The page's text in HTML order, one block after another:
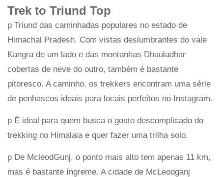
Trek to Triund Top
p Triund das caminhadas populares no estado de
Himachal Pradesh. Com vistas deslumbrantes do vale
Kangra de um lado e das montanhas Dhauladhar
cobertas de neve do outro, também é bastante
pitoresco. A caminho, os trekkers encontram uma série
de penhascos ideais para locais perfeitos no Instagram.
p É ideal para quem busca o gosto descomplicado do
trekking no Himalaia e quer fazer uma trilha solo.
p De McleodGunj, o ponto mais alto tem apenas 11 km,
mas é bastante íngreme. A cidade de McLeodganj